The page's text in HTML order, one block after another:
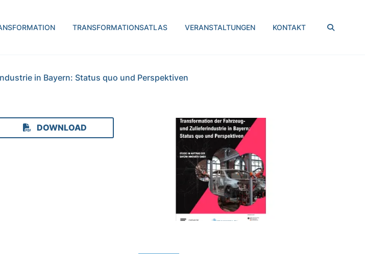
TRANSFORMATIONSATLAS VERANSTALTUNGEN KONTAKT
in Bayern: Status quo und Perspektiven
DOWNLOAD